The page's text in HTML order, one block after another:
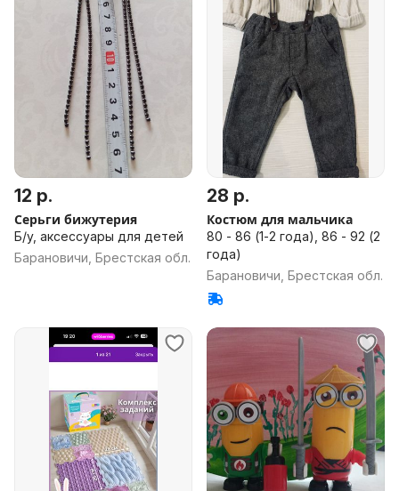
12 р.
Серьги бижутерия
Б/у, аксессуары для детей
Барановичи, Брестская обл.
28 р.
Костюм для мальчика
80 - 86 (1-2 года), 86 - 92 (2
года)
Барановичи, Брестская обл.